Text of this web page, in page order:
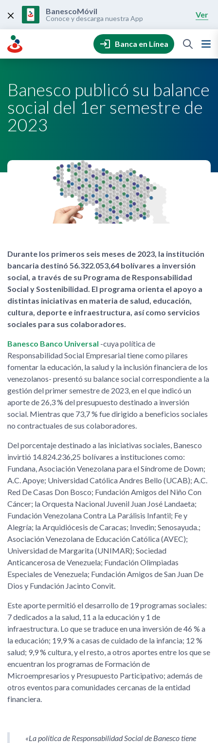
content
BanescoMóvil
Conoce y descarga nuestra App Ver
Banca en Línea
Banesco publicó su balance
social del 1er semestre de
2023
Durante los primeros seis meses de 2023, la institución
bancaria destinó 56.322.053,64 bolívares a inversión
social, a través de su Programa de Responsabilidad
Social y Sostenibilidad. El programa orienta el apoyo a
distintas iniciativas en materia de salud, educación,
cultura, deporte e infraestructura, así como servicios
sociales para sus colaboradores.
Banesco Banco Universal -cuya política de
Responsabilidad Social Empresarial tiene como pilares
fomentar la educación, la salud y la inclusión financiera de los
venezolanos- presentó su balance social correspondiente a la
gestión del primer semestre de 2023, en el que indicó un
aporte de 26,3 % del presupuesto destinado a inversión
social. Mientras que 73,7 % fue dirigido a beneficios sociales
no contractuales de sus colaboradores.
Del porcentaje destinado a las iniciativas sociales, Banesco
invirtió 14.824.236,25 bolívares a instituciones como:
Fundana, Asociación Venezolana para el Síndrome de Down;
A.C. Apoye; Universidad Católica Andres Bello (UCAB); A.C.
Red De Casas Don Bosco; Fundación Amigos del Niño Con
Cáncer; la Orquesta Nacional Juvenil Juan José Landaeta;
Fundación Venezolana Contra La Parálisis Infantil; Fe y
Alegría; la Arquidiócesis de Caracas; Invedin; Senosayuda.;
Asociación Venezolana de Educación Católica (AVEC);
Universidad de Margarita (UNIMAR); Sociedad
Anticancerosa de Venezuela; Fundación Olimpiadas
Especiales de Venezuela; Fundación Amigos de San Juan De
Dios y Fundación Jacinto Convit.
Este aporte permitió el desarrollo de 19 programas sociales:
7 dedicados a la salud, 11 a la educación y 1 de
infraestructura. Lo que se traduce en una inversión de 46 % a
la educación; 19,9 % a casas de cuidado de la infancia; 12 %
salud; 9,9 % cultura, y el resto, a otros aportes entre los que se
encuentran los programas de Formación de
Microempresarios y Presupuesto Participativo; además de
otros eventos para comunidades cercanas de la entidad
financiera.
«La política de Responsabilidad Social de Banesco tiene